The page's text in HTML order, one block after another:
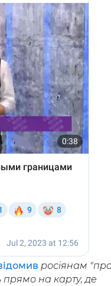
росіянам
прямо на карту, де